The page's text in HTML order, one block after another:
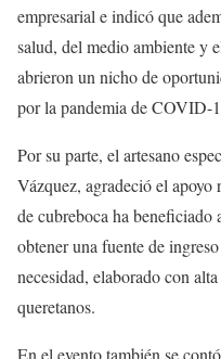
empresarial e indicó que
salud, del medio ambiente y
abrieron un nicho de
por la pandemia de COVID-
Por su parte, el artesano
Vázquez, agradeció el
de cubreboca ha
obtener una fuente de
necesidad, elaborado con
queretanos.
En el evento también se